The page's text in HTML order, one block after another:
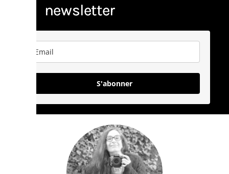
newsletter
S'abonner